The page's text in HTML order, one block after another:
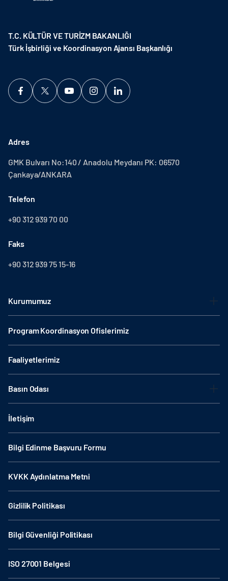
T.C. KÜLTÜR VE TURİZM BAKANLIĞI
Türk İşbirliği ve Koordinasyon Ajansı Başkanlığı
Adres
GMK Bulvarı No:140 / Anadolu Meydanı PK: 06570
Çankaya/ANKARA
Telefon
+90 312 939 70 00
Faks
+90 312 939 75 15-16
Kurumumuz
Program Koordinasyon Ofislerimiz
Faaliyetlerimiz
Basın Odası
İletişim
Bilgi Edinme Başvuru Formu
KVKK Aydınlatma Metni
Gizlilik Politikası
Bilgi Güvenliği Politikası
ISO 27001 Belgesi